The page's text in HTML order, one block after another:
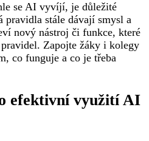
se AI vyvíjí, je důležité
pravidla stále dávají smysl a
nový nástroj či funkce, které
Zapojte žáky i kolegy
co funguje a co je třeba
efektivní využití AI